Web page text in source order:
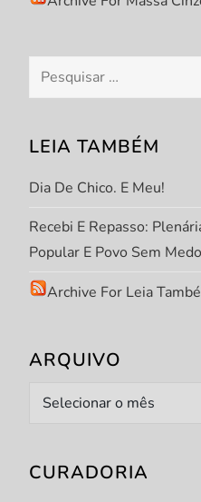
e
P
o
s
t
Pesquisar
por:
LEIA TAMBÉM
Dia De Chico. E Meu!
Recebi E Repasso:
Popular E Povo Sem Medo
Archive For Leia
ARQUIVO
Arquivo
CURADORIA